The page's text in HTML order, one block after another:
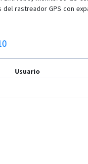
rastreador GPS con
Usuario